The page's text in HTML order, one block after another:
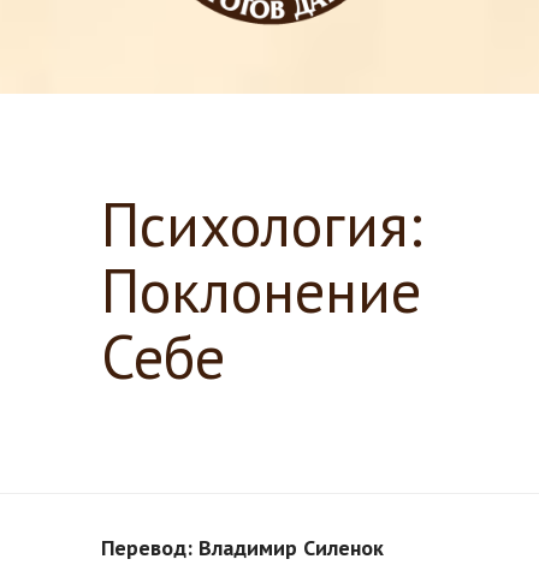
Психология:
Поклонение
Себе
Перевод: Владимир Силенок